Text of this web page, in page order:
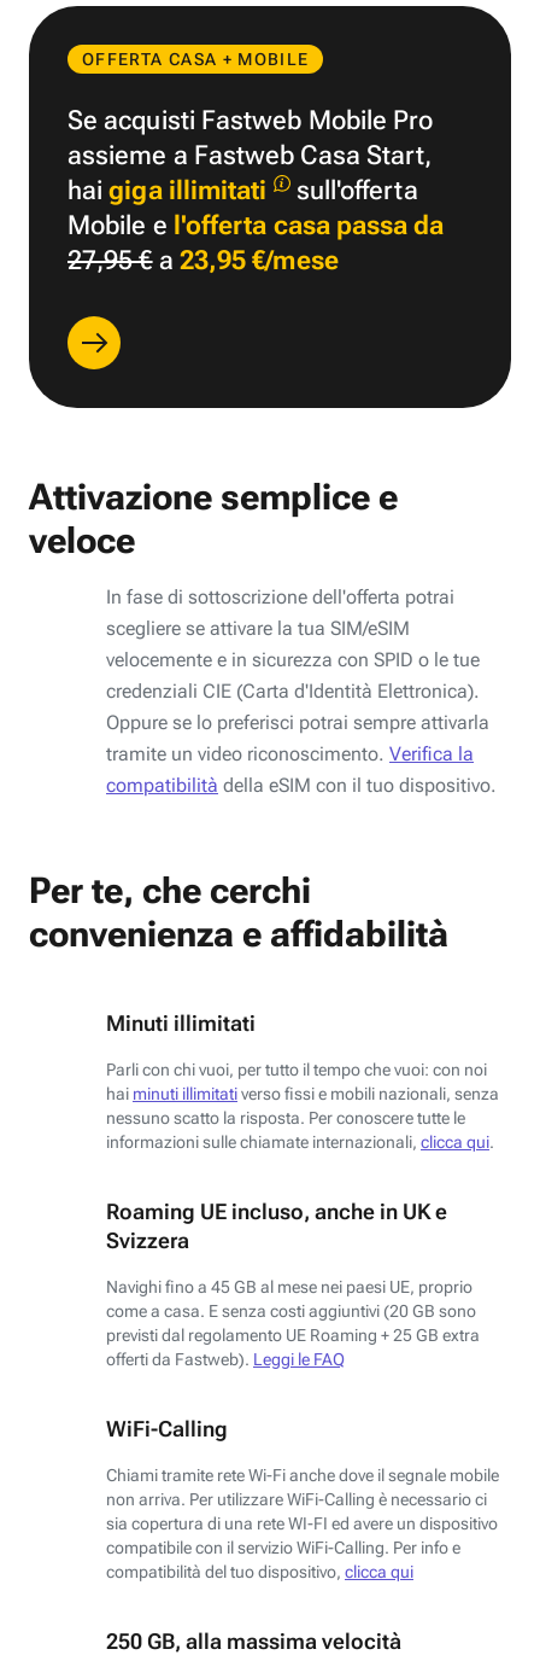
OFFERTA CASA + MOBILE
Se acquisti Fastweb Mobile Pro
assieme a Fastweb Casa Start,
haigiga illimitati
sull'offerta
Mobile e l'offerta casa passa da
27,95 €a 23,95 €/mese
Attivazione semplice e
veloce
In fase di sottoscrizione dell'offerta potrai
scegliere se attivare la tua SIM/eSIM
velocemente e in sicurezza con SPID o le tue
credenziali CIE (Carta d'Identità Elettronica).
Oppure se lo preferisci potrai sempre attivarla
tramite un video riconoscimento. Verifica la
compatibilità della eSIM con il tuo dispositivo.
Per te, che cerchi
convenienza e affidabilità
Minuti illimitati
Parli con chi vuoi, per tutto il tempo che vuoi: con noi
hai minuti illimitativerso fissi e mobili nazionali, senza
nessuno scatto la risposta. Per conoscere tutte le
informazioni sulle chiamate internazionali, clicca qui.
Roaming UE incluso, anche in UK e
Svizzera
Navighi fino a 45 GB al mese nei paesi UE, proprio
come a casa. E senza costi aggiuntivi (20 GB sono
previsti dal regolamento UE Roaming + 25 GB extra
offerti da Fastweb). Leggi le FAQ
WiFi-Calling
Chiami tramite rete Wi-Fi anche dove il segnale mobile
non arriva. Per utilizzare WiFi-Calling è necessario ci
sia copertura di una rete WI-FI ed avere un dispositivo
compatibile con il servizio WiFi-Calling. Per info e
compatibilità del tuo dispositivo, clicca qui
250 GB, alla massima velocità